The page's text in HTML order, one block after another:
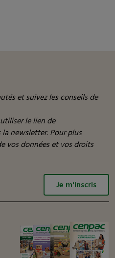
et suivez les conseils de
le lien de
newsletter. Pour plus
vos données et vos droits
Je m'inscris